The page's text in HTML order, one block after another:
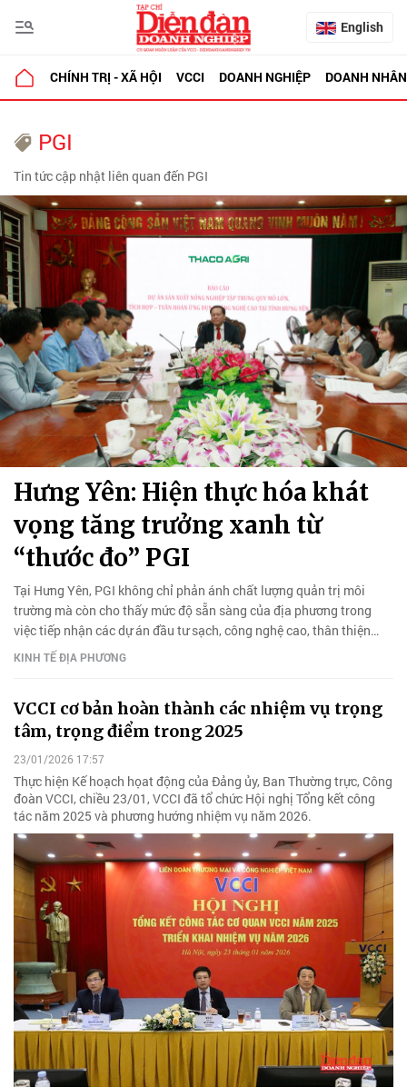
English
CHÍNH TRỊ - XÃ HỘI VCCI DOANH NGHIỆP DOANH NHÂN
PGI
Tin tức cập nhật liên quan đến PGI
Hưng Yên: Hiện thực hóa khát
vọng tăng trưởng xanh từ
“thước đo” PGI
Tại Hưng Yên, PGI không chỉ phản ánh chất lượng quản trị môi
trường mà còn cho thấy mức độ sẵn sàng của địa phương trong
việc tiếp nhận các dự án đầu tư sạch, công nghệ cao, thân thiện
môi trường.
KINH TẾ ĐỊA PHƯƠNG
VCCI cơ bản hoàn thành các nhiệm vụ trọng
tâm, trọng điểm trong 2025
23/01/2026 17:57
Thực hiện Kế hoạch họat động của Đảng ủy, Ban Thường trực, Công
đoàn VCCI, chiều 23/01, VCCI đã tổ chức Hội nghị Tổng kết công
tác năm 2025 và phương hướng nhiệm vụ năm 2026.